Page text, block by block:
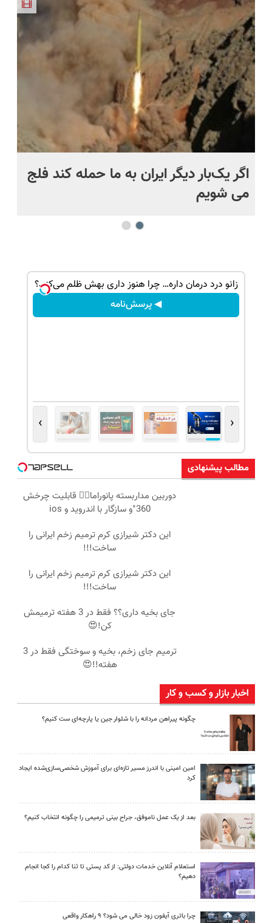
و مقاوم |
پرداخت
قسطی
ویزیت
رایگان+پرداخت
اقساطی😍
دریافت راه
اگر یک‌بار دیگر ایران به ما حمله کند فلج
می شویم
زانو درد درمان داره… چرا هنوز داری بهش ظلم می‌کنی؟
◀ پرسش‌نامه
‹
›
مطالب پیشنهادی
دوربین مداربسته پانوراما👈🏻 قابلیت چرخش
360°و سازگار با اندروید و ios
این دکتر شیرازی کرم ترمیم زخم ایرانی را
ساخت!!!
این دکتر شیرازی کرم ترمیم زخم ایرانی را
ساخت!!!
جای بخیه داری؟؟ فقط در 3 هفته ترمیمش
کن!😍
ترمیم جای زخم، بخیه و سوختگی فقط در 3
هفته!!😍
اخبار بازار و کسب و کار
چگونه پیراهن مردانه را با شلوار جین یا پارچه‌ای ست کنیم؟
امین امینی با اندرز مسیر تازه‌ای برای آموزش شخصی‌سازی‌شده ایجاد
کرد
بعد از یک عمل ناموفق، جراح بینی ترمیمی را چگونه انتخاب کنیم؟
استعلام آنلاین خدمات دولتی: از کد پستی تا ثنا کدام را کجا انجام
دهیم؟
چرا باتری آیفون زود خالی می شود؟ ۹ راهکار واقعی